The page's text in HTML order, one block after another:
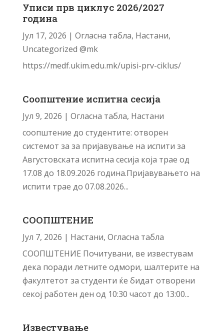
Уписи прв циклус 2026/2027
година
Јул 17, 2026 | Огласна табла, Настани,
Uncategorized @mk
https://medf.ukim.edu.mk/upisi-prv-ciklus/
Соопштение испитна сесија
Јул 9, 2026 | Огласна табла, Настани
соопштение до студентите: отворен
системот за за пријавување на испити за
Августовската испитна сесија која трае од
17.08 до 18.09.2026 година.Пријавувањето на
испити трае до 07.08.2026...
СООПШТЕНИЕ
Јул 7, 2026 | Настани, Огласна табла
СООПШТЕНИЕ Почитувани, ве известувам
дека поради летните одмори, шалтерите на
факултетот за студенти ќе бидат отворени
секој работен ден од 10:30 часот до 13:00...
Известување